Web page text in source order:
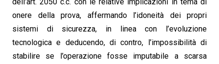
onere della prova, affermando l’idoneità dei propri
sistemi di sicurezza, in linea con l’evoluzione
tecnologica e deducendo, di contro, l’impossibilità di
stabilire se l’operazione fosse imputabile a scarsa